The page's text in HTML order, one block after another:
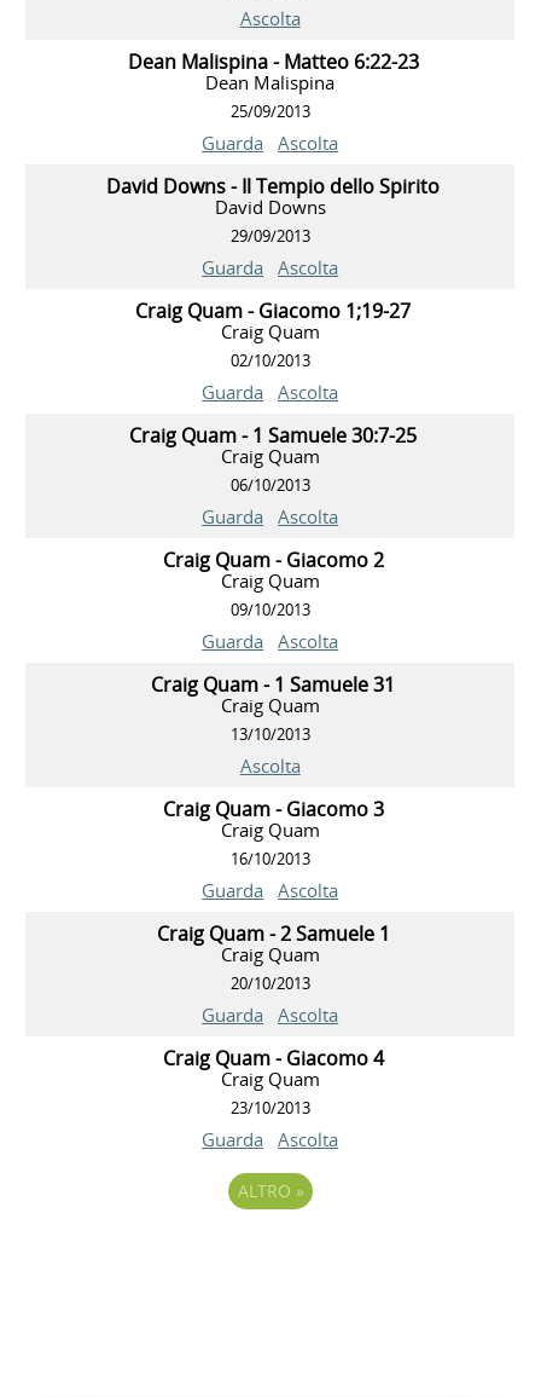
Ascolta
Dean Malispina - Matteo 6:22-23
Dean Malispina
25/09/2013
Guarda Ascolta
David Downs - Il Tempio dello Spirito
David Downs
29/09/2013
Guarda Ascolta
Craig Quam - Giacomo 1;19-27
Craig Quam
02/10/2013
Guarda Ascolta
Craig Quam - 1 Samuele 30:7-25
Craig Quam
06/10/2013
Guarda Ascolta
Craig Quam - Giacomo 2
Craig Quam
09/10/2013
Guarda Ascolta
Craig Quam - 1 Samuele 31
Craig Quam
13/10/2013
Ascolta
Craig Quam - Giacomo 3
Craig Quam
16/10/2013
Guarda Ascolta
Craig Quam - 2 Samuele 1
Craig Quam
20/10/2013
Guarda Ascolta
Craig Quam - Giacomo 4
Craig Quam
23/10/2013
Guarda Ascolta
ALTRO »